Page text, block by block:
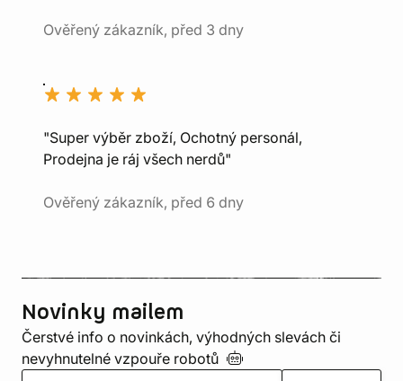
Ověřený zákazník, před 3 dny
"Super výběr zboží, Ochotný personál,
Prodejna je ráj všech nerdů"
Ověřený zákazník, před 6 dny
Novinky mailem
Čerstvé info o novinkách, výhodných slevách či
nevyhnutelné vzpouře robotů